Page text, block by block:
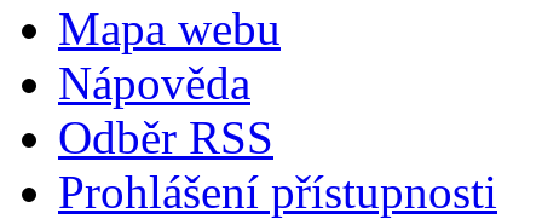
Mapa webu
Nápověda
Odběr RSS
Prohlášení přístupnosti